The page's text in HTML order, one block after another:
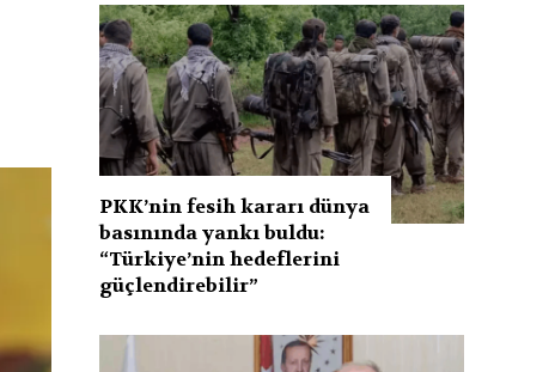
PKK’nin fesih kararı dünya
basınında yankı buldu:
“Türkiye’nin hedeflerini
güçlendirebilir”